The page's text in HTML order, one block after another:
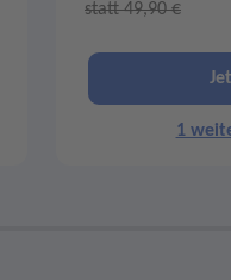
statt 49,90 €
1